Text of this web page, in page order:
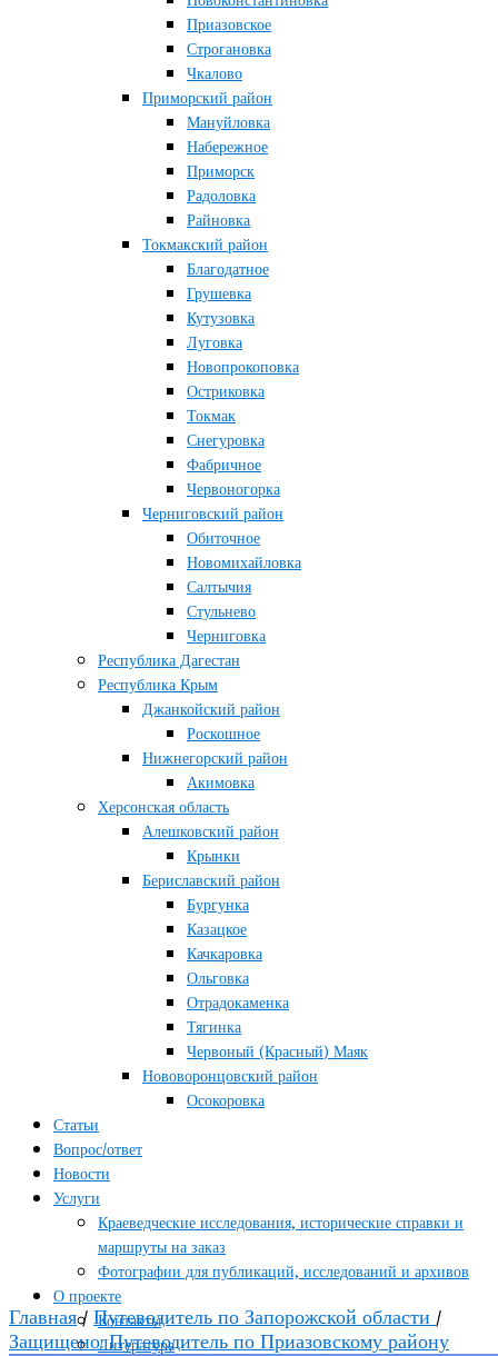
Приазовское
Строгановка
Чкалово
Приморский район
Мануйловка
Набережное
Приморск
Радоловка
Райновка
Токмакский район
Благодатное
Грушевка
Кутузовка
Луговка
Новопрокоповка
Остриковка
Токмак
Снегуровка
Фабричное
Червоногорка
Черниговский район
Обиточное
Новомихайловка
Салтычия
Стульнево
Черниговка
Республика Дагестан
Республика Крым
Джанкойский район
Роскошное
Нижнегорский район
Акимовка
Херсонская область
Алешковский район
Крынки
Бериславский район
Бургунка
Казацкое
Качкаровка
Ольговка
Отрадокаменка
Тягинка
Червоный (Красный) Маяк
Нововоронцовский район
Осокоровка
Статьи
Вопрос/ответ
Новости
Услуги
Краеведческие исследования, исторические справки и
маршруты на заказ
Фотографии для публикаций, исследований и архивов
О проекте
Контакты
Литература
Главная / Путеводитель по Запорожской области /
Защищено: Путеводитель по Приазовскому району